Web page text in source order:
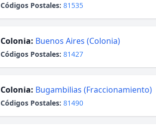
Códigos Postales: 81535
Colonia: Buenos Aires (Colonia)
Códigos Postales: 81427
Colonia: Bugambilias (Fraccionamiento)
Códigos Postales: 81490